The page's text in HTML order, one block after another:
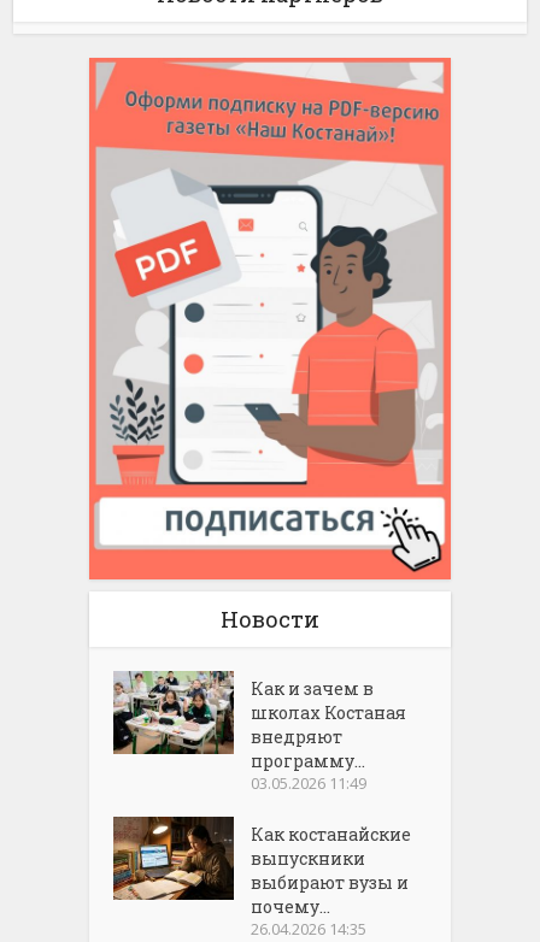
Новости
Как и зачем в
школах Костаная
внедряют
программу...
03.05.2026 11:49
Как костанайские
выпускники
выбирают вузы и
почему...
26.04.2026 14:35